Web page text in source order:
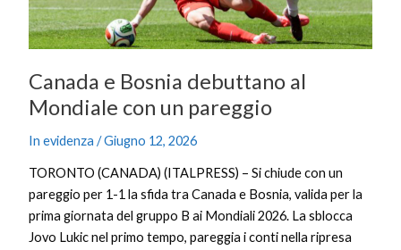
Canada e Bosnia debuttano al
Mondiale con un pareggio
In evidenza /Giugno 12, 2026
TORONTO (CANADA) (ITALPRESS) – Si chiude con un
pareggio per 1-1 la sfida tra Canada e Bosnia, valida per la
prima giornata del gruppo B ai Mondiali 2026. La sblocca
Jovo Lukic nel primo tempo, pareggia i conti nella ripresa